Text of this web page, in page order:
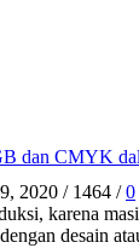
dan CMYK
2020 / 1464 / 0
karena
desain